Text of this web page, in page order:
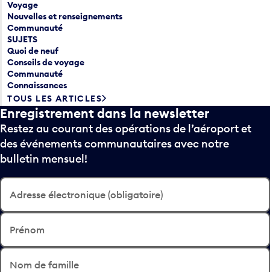
Voyage
Nouvelles et renseignements
Communauté
SUJETS
Quoi de neuf
Conseils de voyage
Communauté
Connaissances
TOUS LES ARTICLES
Enregistrement dans la newsletter
Restez au courant des opérations de l’aéroport et
des événements communautaires avec notre
bulletin mensuel!
Adresse électronique (obligatoire)
Prénom
Nom de famille